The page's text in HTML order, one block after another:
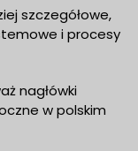
szczegółowe,
i procesy
nagłówki
w polskim